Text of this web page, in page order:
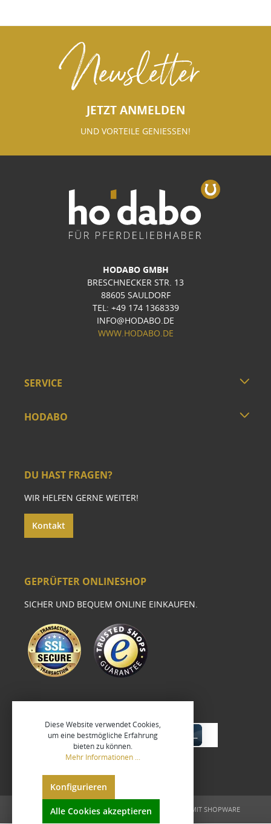
Newsletter
JETZT ANMELDEN
UND VORTEILE GENIESSEN!
HODABO GMBH
BRESCHNECKER STR. 13
88605 SAULDORF
TEL: +49 174 1368339
INFO@HODABO.DE
WWW.HODABO.DE
SERVICE
HODABO
DU HAST FRAGEN?
WIR HELFEN GERNE WEITER!
Kontakt
GEPRÜFTER ONLINESHOP
SICHER UND BEQUEM ONLINE EINKAUFEN.
UMGESETZT VONXEROGRAFIX GMBH REALISIERT MIT SHOPWARE
Diese Website verwendet Cookies,
um eine bestmögliche Erfahrung
bieten zu können.
Mehr Informationen ...
Konfigurieren
Alle Cookies akzeptieren